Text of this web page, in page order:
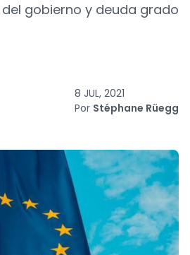
gobierno y deuda grado
8 JUL, 2021
Por Stéphane Rüegg